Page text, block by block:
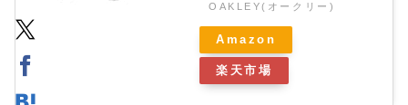
OAKLEY(オークリー)
Amazon
楽天市場